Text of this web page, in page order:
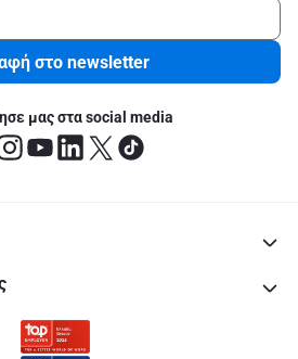
στο newsletter
μας στα social media